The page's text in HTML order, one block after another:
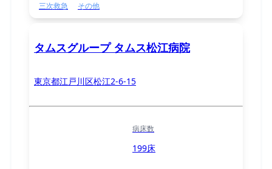
三次救急
その他
タムスグループ タムス松江病院
東京都江戸川区松江2-6-15
病床数
199床